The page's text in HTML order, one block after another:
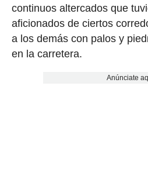
continuos altercados que
aficionados de ciertos
a los demás con palos y
en la carretera.
Anúnciate